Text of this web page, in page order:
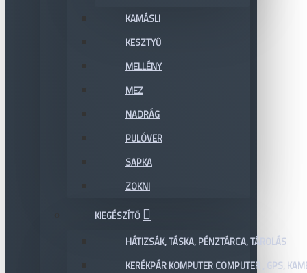
KAMÁSLI
KESZTYŰ
MELLÉNY
MEZ
NADRÁG
PULÓVER
SAPKA
ZOKNI
KIEGÉSZÍTŐ
HÁTIZSÁK, TÁSKA, PÉNZTÁRCA, TÁROLÁS
KERÉKPÁR KOMPUTER COMPUTER , GPS,